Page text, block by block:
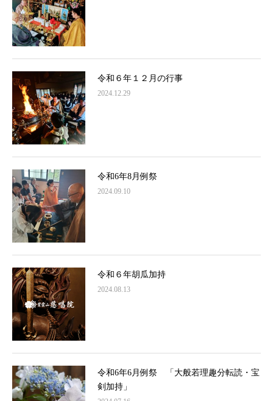
令和６年１２月の行事
2024.12.29
令和6年8月例祭
2024.09.10
令和６年胡瓜加持
2024.08.13
令和6年6月例祭 「大般若理趣分転読・宝
剣加持」